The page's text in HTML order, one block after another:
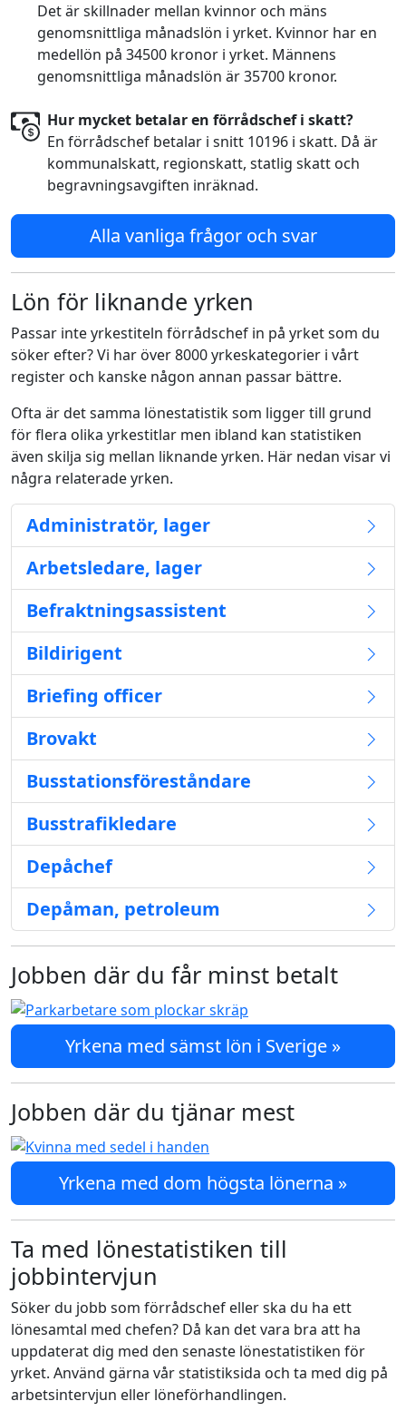
Det är skillnader mellan kvinnor och mäns
genomsnittliga månadslön i yrket. Kvinnor har en
medellön på 34500 kronor i yrket. Männens
genomsnittliga månadslön är 35700 kronor.
Hur mycket betalar en förrådschef i skatt?
En förrådschef betalar i snitt 10196 i skatt. Då är
kommunalskatt, regionskatt, statlig skatt och
begravningsavgiften inräknad.
Alla vanliga frågor och svar
Lön för liknande yrken
Passar inte yrkestiteln förrådschef in på yrket som du
söker efter? Vi har över 8000 yrkeskategorier i vårt
register och kanske någon annan passar bättre.
Ofta är det samma lönestatistik som ligger till grund
för flera olika yrkestitlar men ibland kan statistiken
även skilja sig mellan liknande yrken. Här nedan visar vi
några relaterade yrken.
Administratör, lager
Arbetsledare, lager
Befraktningsassistent
Bildirigent
Briefing officer
Brovakt
Busstationsföreståndare
Busstrafikledare
Depåchef
Depåman, petroleum
Jobben där du får minst betalt
Yrkena med sämst lön i Sverige »
Jobben där du tjänar mest
Yrkena med dom högsta lönerna »
Ta med lönestatistiken till
jobbintervjun
Söker du jobb som förrådschef eller ska du ha ett
lönesamtal med chefen? Då kan det vara bra att ha
uppdaterat dig med den senaste lönestatistiken för
yrket. Använd gärna vår statistiksida och ta med dig på
arbetsintervjun eller löneförhandlingen.